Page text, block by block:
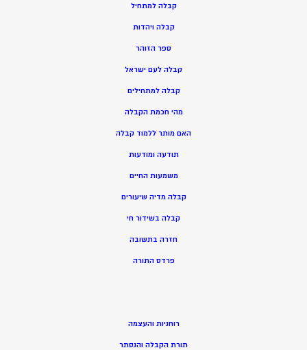
קבלה למתחיל
קבלה ויהדות
ספר הזוהר
קבלה לעם ישראל
קבלה למתחילים
מהי חכמת הקבלה
האם מותר ללמוד קבלה
תודעה ומודעות
משמעות החיים
קבלה מדיה שיעורים
קבלה בשידור חי
חזרה בתשובה
פרדס התורה
רוחניות והעצמה
תורת הקבלה והנסתר